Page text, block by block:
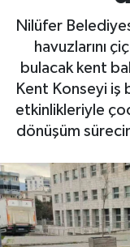
Nilüfer
havuzlarını
bulacak kent
Kent Konseyi
etkinlikleriyle
dönüşüm
SİYASET
YAŞAM
SPOR
Son Dakika
Haber Arşivi